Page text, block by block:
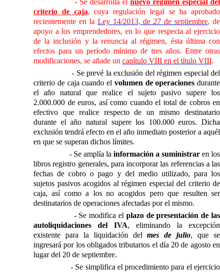
- Se desarrolla elnuevo régimen especial del
criterio de caja, cuya regulación legal se ha aprobado
recientemente en la Ley 14/2013, de 27 de septiembre, de
apoyo a los emprendedores, en lo que respecta al ejercicio
de la inclusión y la renuncia al régimen, ésta última con
efectos para un período mínimo de tres años. Entre otras
modificaciones, se añade un capítulo VIII en el título VIII.
- Se prevé la exclusión del régimen especial del
criterio de caja cuando el volumen de operaciones durante
el año natural que realice el sujeto pasivo supere los
2.000.000 de euros, así como cuando el total de cobros en
efectivo que realice respecto de un mismo destinatario
durante el año natural supere los 100.000 euros. Dicha
exclusión tendrá efecto en el año inmediato posterior a aquél
en que se superan dichos límites.
- Se amplía la información a suministrar en los
libros registro generales, para incorporar las referencias a las
fechas de cobro o pago y del medio utilizado, para los
sujetos pasivos acogidos al régimen especial del criterio de
caja, así como a los no acogidos pero que resulten ser
destinatarios de operaciones afectadas por el mismo.
- Se modifica el plazo de presentación de las
autoliquidaciones del IVA, eliminando la excepción
existente para la liquidación delmes de julio, que se
ingresará por los obligados tributarios el día 20 de agosto en
lugar del 20 de septiembre.
- Se simplifica el procedimiento para el ejercicio